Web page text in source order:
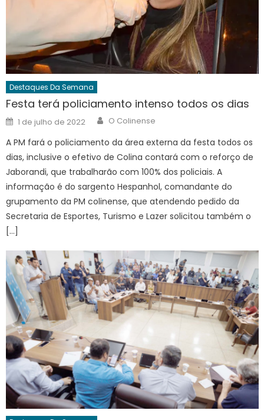
Destaques Da Semana
Festa terá policiamento intenso todos os dias
Posted
on
1 de julho de 2022 Author
O Colinense
A PM fará o policiamento da área externa da festa todos os
dias, inclusive o efetivo de Colina contará com o reforço de
Jaborandi, que trabalharão com 100% dos policiais. A
informação é do sargento Hespanhol, comandante do
grupamento da PM colinense, que atendendo pedido da
Secretaria de Esportes, Turismo e Lazer solicitou também o
[…]